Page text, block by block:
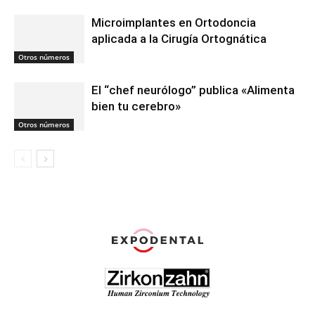
Otros números
Microimplantes en Ortodoncia
aplicada a la Cirugía Ortognática
Otros números
El “chef neurólogo” publica «Alimenta
bien tu cerebro»